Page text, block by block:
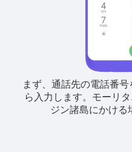
まず、通話先の電話番
ら入力します。 モーリ
ジン諸島にかける